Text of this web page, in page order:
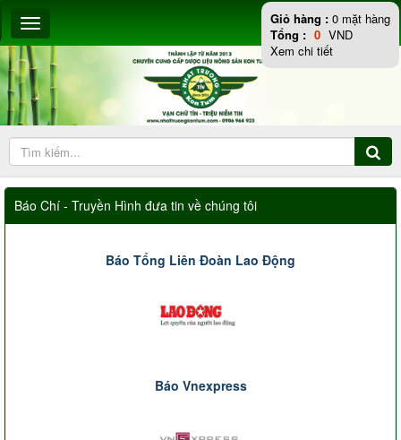
Báo Chí - Truyền Hình đưa tin về chúng tôi
Báo Tổng Liên Đoàn Lao Động
Báo Vnexpress
Giỏ hàng : 0 mặt hàng
Tổng : 0 VND
Xem chi tiết